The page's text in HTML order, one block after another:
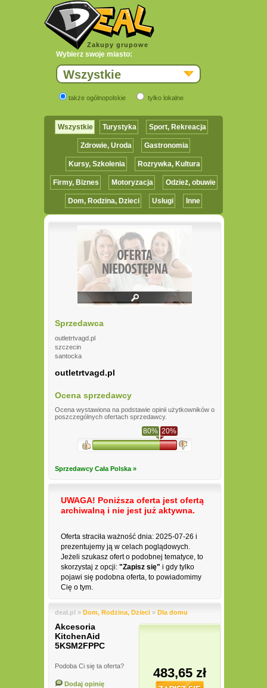
Zakupy grupowe
Wybierz swoje miasto:
Wszystkie
także ogólnopolskie tylko lokalne
Wszystkie Turystyka Sport, Rekreacja
Zdrowie, Uroda Gastronomia
Kursy, Szkolenia Rozrywka, Kultura
Firmy, Biznes Motoryzacja Odzież, obuwie
Dom, Rodzina, Dzieci Usługi Inne
Sprzedawca
outletrtvagd.pl
szczecin
santocka
outletrtvagd.pl
Ocena sprzedawcy
Ocena wystawiona na podstawie opinii użytkowników o
poszczególnych ofertach sprzedawcy.
80% 20%
Sprzedawcy Cała Polska »
UWAGA! Poniższa oferta jest ofertą
archiwalną i nie jest już aktywna.
Oferta straciła ważność dnia: 2025-07-26 i
prezentujemy ją w celach poglądowych.
Jeżeli szukasz ofert o podobnej tematyce, to
skorzystaj z opcji: "Zapisz się" i gdy tylko
pojawi się podobna oferta, to powiadomimy
Cię o tym.
deal.pl » Dom, Rodzina, Dzieci » Dla domu
Akcesoria
KitchenAid
5KSM2FPPC
Podoba Ci się ta oferta?
Dodaj opinię
483,65 zł